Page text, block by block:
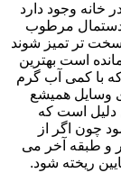
خانه وجود دارد
دستمال مرطوب
تر تمیز شوند
است بهترین
با کمی آب گرم
وسایل همیشع
دلیل است که
چون اگر از
و طبقه آخر می
ریخته شود.